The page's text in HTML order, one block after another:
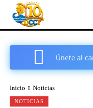
Únete al
Inicio Noticias
NOTICIAS